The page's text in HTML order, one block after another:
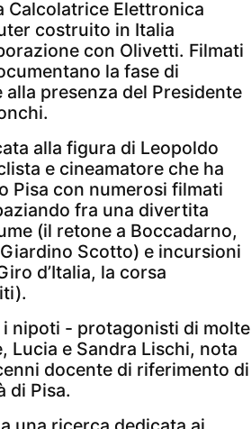
Calcolatrice Elettronica
costruito in Italia
con Olivetti. Filmati
la fase di
presenza del Presidente
alla figura di Leopoldo
e cineamatore che ha
Pisa con numerosi filmati
fra una divertita
(il retone a Boccadarno,
Scotto) e incursioni
d’Italia, la corsa
nipoti - protagonisti di molte
Lucia e Sandra Lischi, nota
docente di riferimento di
di Pisa.